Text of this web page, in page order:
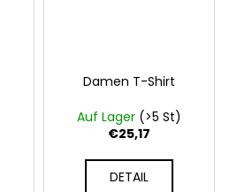
Damen T-Shirt
Auf Lager (>5 St)
€25,17
DETAIL